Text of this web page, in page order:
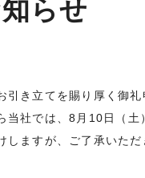
らせ
引き立てを賜り厚く御礼
当社では、8月10日（土
しますが、ご了承いた